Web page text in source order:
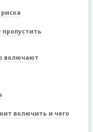
пропустить
включают
включить и чего